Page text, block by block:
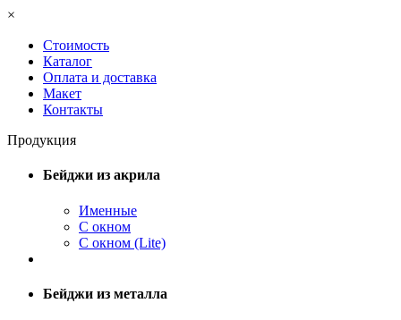
×
Стоимость
Каталог
Оплата и доставка
Макет
Контакты
Продукция
Бейджи из акрила
Именные
С окном
С окном (Lite)
Бейджи из металла